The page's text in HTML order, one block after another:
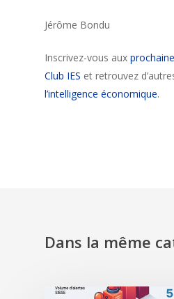
Jérôme Bondu
Inscrivez-vous aux
Club IES et retrouvez
l’intelligence économique.
Dans la même